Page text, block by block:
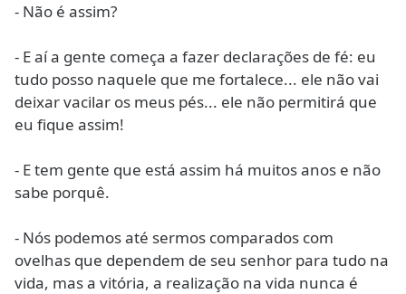
- Não é assim?
- E aí a gente começa a fazer declarações de fé: eu
tudo posso naquele que me fortalece... ele não vai
deixar vacilar os meus pés... ele não permitirá que
eu fique assim!
- E tem gente que está assim há muitos anos e não
sabe porquê.
- Nós podemos até sermos comparados com
ovelhas que dependem de seu senhor para tudo na
vida, mas a vitória, a realização na vida nunca é